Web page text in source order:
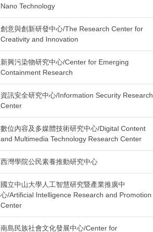
Nano Technology
創意與創新研發中心/The Research Center for
Creativity and Innovation
新興污染物研究中心/Center for Emerging
Containment Research
資訊安全研究中心/Information Security Research
Center
數位內容及多媒體技術研究中心/Digital Content
and Multimedia Technology Research Center
西灣學院公民素養推動研究中心
國立中山大學人工智慧研究暨產業推廣中
心/Artificial Intelligence Research and Promotion
Center
南島民族社會文化發展中心/Center for